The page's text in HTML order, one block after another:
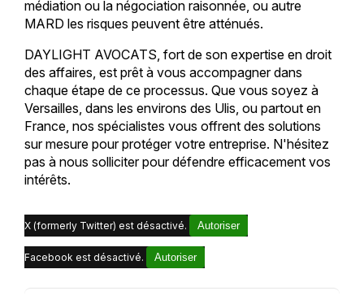
médiation ou la négociation raisonnée, ou autre
MARD les risques peuvent être atténués.
DAYLIGHT AVOCATS, fort de son expertise en droit
des affaires, est prêt à vous accompagner dans
chaque étape de ce processus. Que vous soyez à
Versailles, dans les environs des Ulis, ou partout en
France, nos spécialistes vous offrent des solutions
sur mesure pour protéger votre entreprise. N'hésitez
pas à nous solliciter pour défendre efficacement vos
intérêts.
X (formerly Twitter) est désactivé. Autoriser
Facebook est désactivé. Autoriser